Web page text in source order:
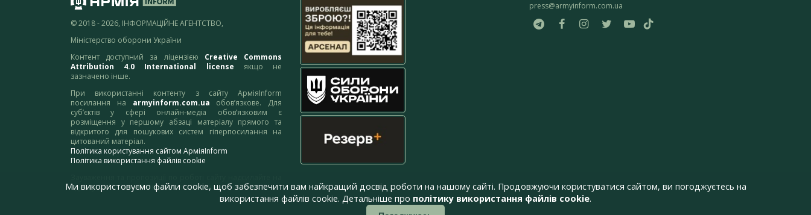
© 2018 - 2026, ІНФОРМАЦІЙНЕ АГЕНТСТВО,
Міністерство оборони України
Контент доступний за ліцензією Creative Commons
Attribution 4.0 International license якщо не
зазначено інше.
При використанні контенту з сайту АрміяInform
посилання на armyinform.com.ua обов’язкове. Для
суб’єктів у сфері онлайн-медіа обов’язковим є
розміщення у першому абзаці матеріалу прямого та
відкритого для пошукових систем гіперпосилання на
цитований матеріал.
Політика користування сайтом АрміяInform
Політика використання файлів cookie
адресу:webmaster@armyinform.com.ua
press@armyinform.com.ua
Ми використовуємо файли cookie, щоб забезпечити вам найкращий досвід роботи на нашому сайті. Продовжуючи користуватися сайтом, ви погоджуєтесь на
використання файлів cookie. Детальніше про політику використання файлів cookie.